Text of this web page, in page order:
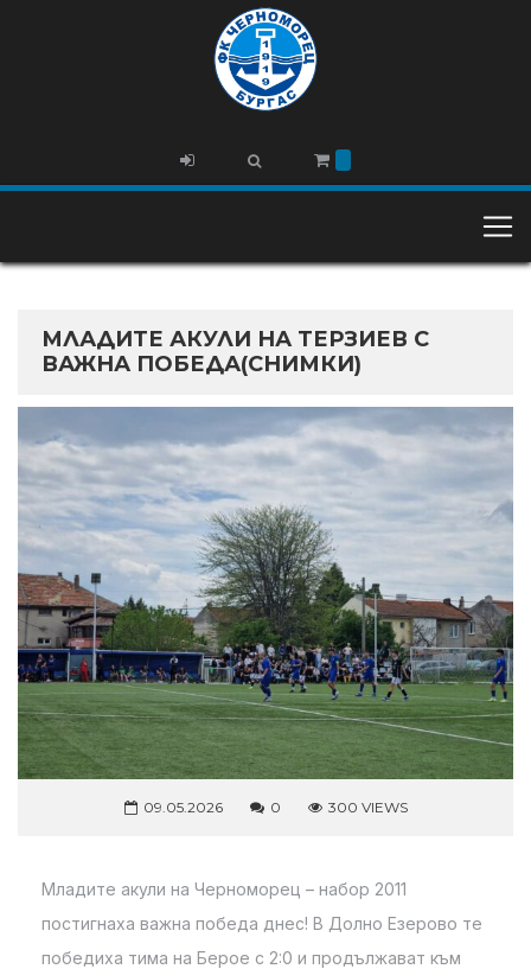
МЛАДИТЕ АКУЛИ НА ТЕРЗИЕВ С
ВАЖНА ПОБЕДА(СНИМКИ)
09.05.2026 0 300 VIEWS
Младите акули на Черноморец – набор 2011
постигнаха важна победа днес! В Долно Езерово те
победиха тима на Берое с 2:0 и продължават към